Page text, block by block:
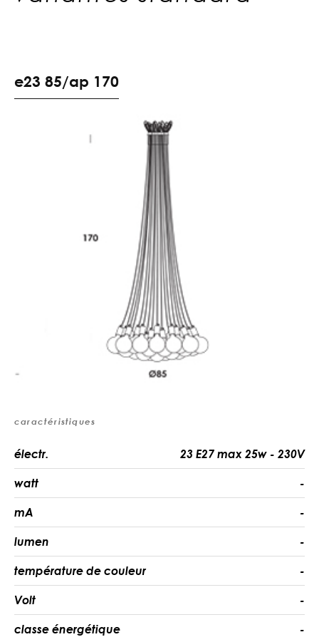
e23 85/ap 170
caractéristiques
électr. 23 E27 max 25w - 230V
watt -
mA -
lumen -
température de couleur -
Volt -
classe énergétique -